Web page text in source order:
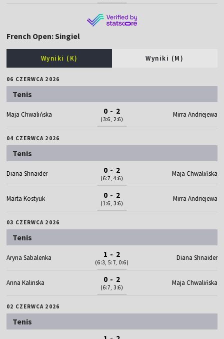
French Open: Singiel
Wyniki (K) Wyniki (M)
06 CZERWCA 2026
Tenis
Maja Chwalińska 0 - 2
(3:6, 2:6)
Mirra Andriejewa
04 CZERWCA 2026
Tenis
Diana Shnaider 0 - 2
(6:7, 4:6)
Maja Chwalińska
Marta Kostyuk 0 - 2
(1:6, 3:6)
Mirra Andriejewa
03 CZERWCA 2026
Tenis
Aryna Sabalenka 1 - 2
(6:3, 5:7, 0:6)
Diana Shnaider
Anna Kalinska 0 - 2
(6:7, 3:6)
Maja Chwalińska
02 CZERWCA 2026
Tenis